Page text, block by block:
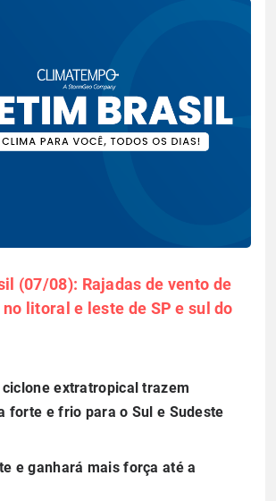
(07/08): Rajadas de vento de
litoral e leste de SP e sul do
extratropical trazem
forte e frio para o Sul e Sudeste
e ganhará mais força até a